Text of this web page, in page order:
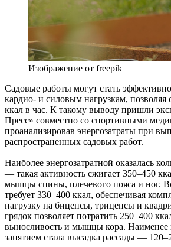
Изображение от freepik
Садовые работы могут стать
кардио- и силовым нагрузкам, позволяя
ккал в час. К такому выводу пришли
Пресс» совместно со спортивными
проанализировав энергозатраты при
распространенных садовых работ.
Наиболее энергозатратной оказалась
— такая активность сжигает 350–450
мышцы спины, плечевого пояса и ног.
требует 330–400 ккал, обеспечивая
нагрузку на бицепсы, трицепсы и
грядок позволяет потратить 250–400
выносливость и мышцы кора.
занятием стала высадка рассады —